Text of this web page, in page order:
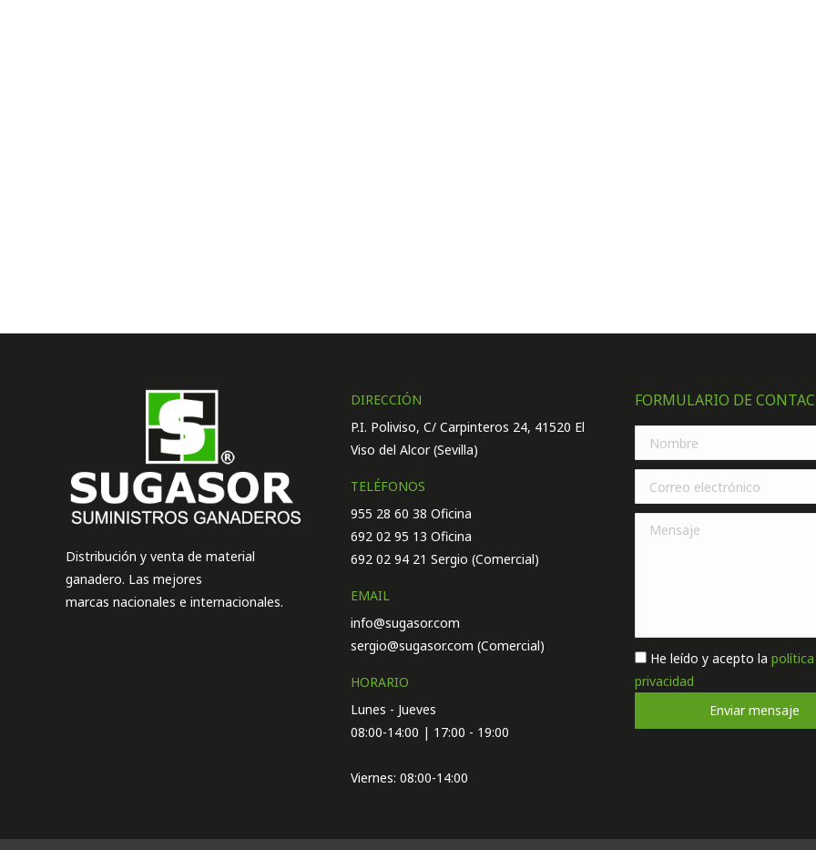
Distribución y venta de material
ganadero. Las mejores
marcas nacionales e internacionales.
DIRECCIÓN
P.I. Poliviso, C/ Carpinteros 24, 41520 El
Viso del Alcor (Sevilla)
TELÉFONOS
955 28 60 38 Oficina
692 02 95 13 Oficina
692 02 94 21 Sergio (Comercial)
EMAIL
info@sugasor.com
sergio@sugasor.com (Comercial)
HORARIO
Lunes - Jueves
08:00-14:00 | 17:00 - 19:00
Viernes: 08:00-14:00
FORMULARIO DE
He leído y acepto la política
privacidad